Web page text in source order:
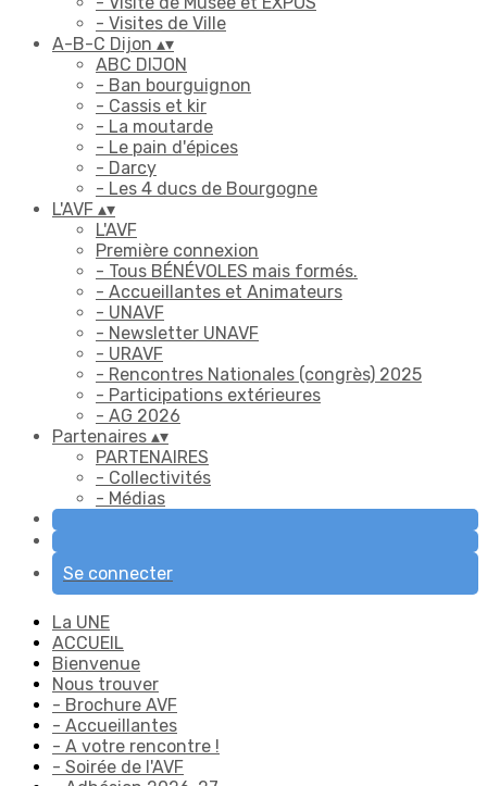
- Visites de Ville
A-B-C Dijon ▴▾
ABC DIJON
- Ban bourguignon
- Cassis et kir
- La moutarde
- Le pain d'épices
- Darcy
- Les 4 ducs de Bourgogne
L'AVF ▴▾
L'AVF
Première connexion
- Tous BÉNÉVOLES mais formés.
- Accueillantes et Animateurs
- UNAVF
- Newsletter UNAVF
- URAVF
- Rencontres Nationales (congrès) 2025
- Participations extérieures
- AG 2026
Partenaires ▴▾
PARTENAIRES
- Collectivités
- Médias
Se connecter
La UNE
ACCUEIL
Bienvenue
Nous trouver
- Brochure AVF
- Accueillantes
- A votre rencontre !
- Soirée de l'AVF